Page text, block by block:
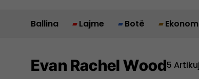
Ballina Lajme Botë
Evan Rachel Wood5 Artikuj